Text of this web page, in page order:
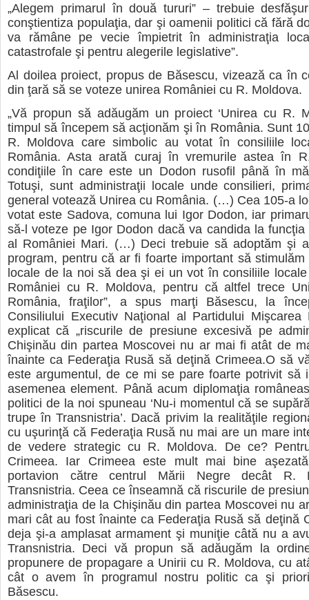
„Alegem primarul în două tururi” – trebuie
conştientiza populaţia, dar şi oamenii politici că fără
va rămâne pe vecie împietrit în administraţia
catastrofale şi pentru alegerile legislative”.
Al doilea proiect, propus de Băsescu, vizează ca în
din ţară să se voteze unirea României cu R. Moldova.
„Vă propun să adăugăm un proiect ‘Unirea cu R.
timpul să începem să acţionăm şi în România. Sunt
R. Moldova care simbolic au votat în consiliile
România. Asta arată curaj în vremurile astea în
condiţiile în care este un Dodon rusofil până în
Totuşi, sunt administraţii locale unde consilieri,
general votează Unirea cu România. (…) Cea 105-a
votat este Sadova, comuna lui Igor Dodon, iar
să-l voteze pe Igor Dodon dacă va candida la funcţia
al României Mari. (…) Deci trebuie să adoptăm şi
program, pentru că ar fi foarte important să stimulăm
locale de la noi să dea şi ei un vot în consiliile
României cu R. Moldova, pentru că altfel trece
România, fraţilor”, a spus marţi Băsescu, la
Consiliului Executiv Naţional al Partidului Mişcarea
explicat că „riscurile de presiune excesivă pe
Chişinău din partea Moscovei nu ar mai fi atât de
înainte ca Federaţia Rusă să deţină Crimeea.O să
este argumentul, de ce mi se pare foarte potrivit să
asemenea element. Până acum diplomaţia
politici de la noi spuneau ‘Nu-i momentul că se
trupe în Transnistria’. Dacă privim la realităţile
cu uşurinţă că Federaţia Rusă nu mai are un mare
de vedere strategic cu R. Moldova. De ce?
Crimeea. Iar Crimeea este mult mai bine
portavion către centrul Mării Negre decât R.
Transnistria. Ceea ce înseamnă că riscurile de
administraţia de la Chişinău din partea Moscovei nu
mari cât au fost înainte ca Federaţia Rusă să deţină
deja şi-a amplasat armament şi muniţie câtă nu a
Transnistria. Deci vă propun să adăugăm la
propunere de propagare a Unirii cu R. Moldova, cu
cât o avem în programul nostru politic ca şi
Băsescu.